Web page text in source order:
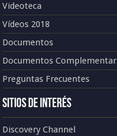
Videoteca
Vídeos 2018
Documentos
Documentos
Preguntas Frecuentes
Sitios de Interés
Discovery Channel